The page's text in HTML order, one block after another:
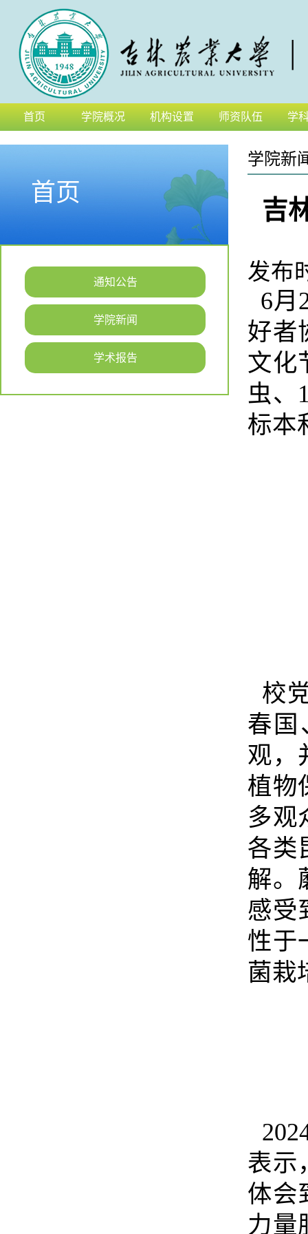
首页 学院概况 机构设置 师资队伍 学
首页
通知公告
学院新闻
学术报告
学院新
吉
发布
6月
好者
文化
虫、
标本
校
春国
观，
植物
多观
各类
解。
感受
性于
菌栽
表示
体会
力量